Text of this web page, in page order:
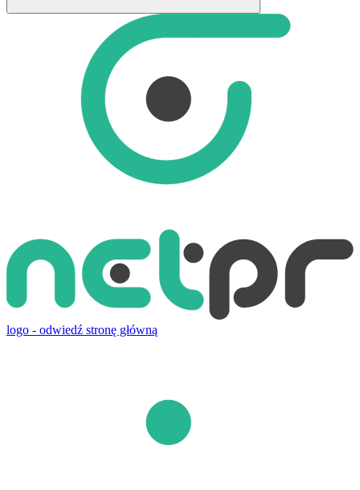
logo - odwiedź stronę główną